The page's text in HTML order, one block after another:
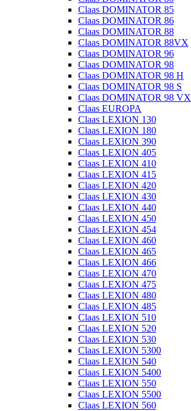
Claas DOMINATOR 85
Claas DOMINATOR 86
Claas DOMINATOR 88
Claas DOMINATOR 88VX
Claas DOMINATOR 96
Claas DOMINATOR 98
Claas DOMINATOR 98 H
Claas DOMINATOR 98 S
Claas DOMINATOR 98 VX
Claas EUROPA
Claas LEXION 130
Claas LEXION 180
Claas LEXION 390
Claas LEXION 405
Claas LEXION 410
Claas LEXION 415
Claas LEXION 420
Claas LEXION 430
Claas LEXION 440
Claas LEXION 450
Claas LEXION 454
Claas LEXION 460
Claas LEXION 465
Claas LEXION 466
Claas LEXION 470
Claas LEXION 475
Claas LEXION 480
Claas LEXION 485
Claas LEXION 510
Claas LEXION 520
Claas LEXION 530
Claas LEXION 5300
Claas LEXION 540
Claas LEXION 5400
Claas LEXION 550
Claas LEXION 5500
Claas LEXION 560